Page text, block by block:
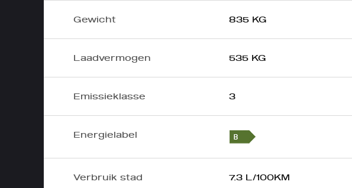
Gewicht 835 KG
Laadvermogen 535 KG
Emissieklasse 3
Energielabel
Verbruik stad 7.3 L/100KM